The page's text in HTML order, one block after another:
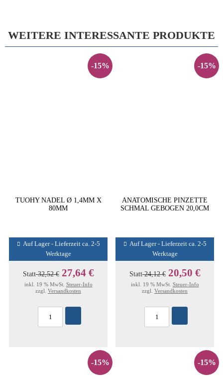
WEITERE INTERESSANTE PRODUKTE
-15%
TUOHY NADEL Ø 1,4MM X
80MM
Auf Lager - Lieferzeit ca. 2-5
Werktage
Statt32,52 € 27,64 €
inkl. 19 % MwSt. Steuer-Info
zzgl. Versandkosten
-15%
ANATOMISCHE PINZETTE
SCHMAL GEBOGEN 20,0CM
Auf Lager - Lieferzeit ca. 2-5
Werktage
Statt24,12 € 20,50 €
inkl. 19 % MwSt. Steuer-Info
zzgl. Versandkosten
-15% -15%